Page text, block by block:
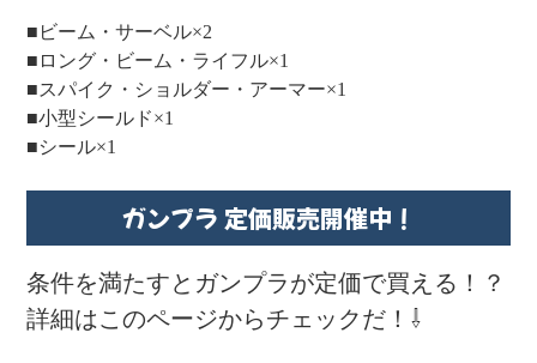
■ビーム・サーベル×2
■ロング・ビーム・ライフル×1
■スパイク・ショルダー・アーマー×1
■小型シールド×1
■シール×1
ガンプラ 定価販売開催中！
条件を満たすとガンプラが定価で買える！？
詳細はこのページからチェックだ！⇩